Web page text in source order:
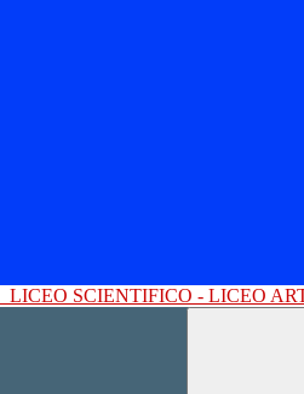
LICEO SCIENTIFICO - LICEO